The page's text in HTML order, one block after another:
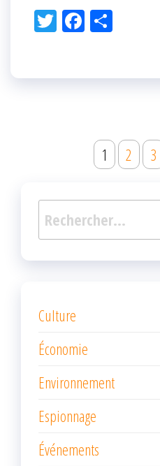
Tw Fac
k r
Navigation
articles
1 2 3
Rechercher :
Culture
Économie
Environnement
Espionnage
Événements